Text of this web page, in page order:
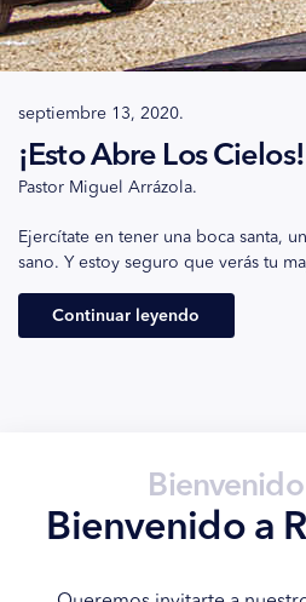
mayo 24, 2020.
El Pan De Vida
Pastor Miguel Arrázola.
Hoy estamos celebrando una de las
importantes, la Santa Cena no es un
debe ser vas a obtener muchos
Bienvenido a